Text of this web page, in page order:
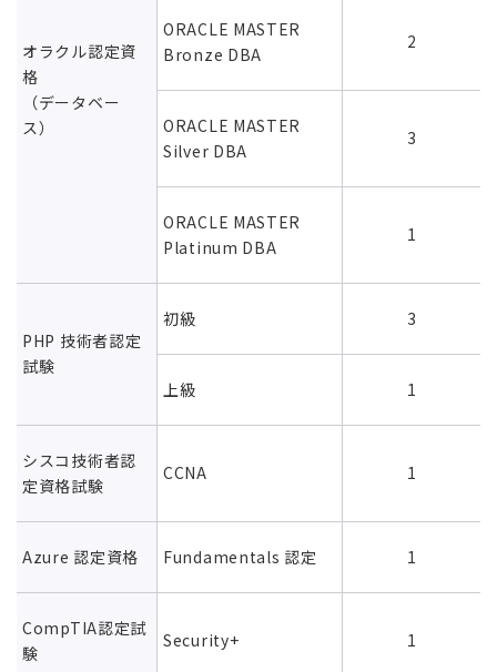
オラクル認定資
格
（データベー
ス）
ORACLE MASTER
Bronze DBA
2
ORACLE MASTER
Silver DBA
3
ORACLE MASTER
Platinum DBA
1
PHP 技術者認定
試験
初級 3
上級 1
シスコ技術者認
定資格試験
CCNA 1
Azure 認定資格 Fundamentals 認定 1
CompTIA認定試
験
Security+ 1